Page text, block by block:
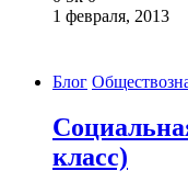
1 февраля, 2013
Блог
класс)